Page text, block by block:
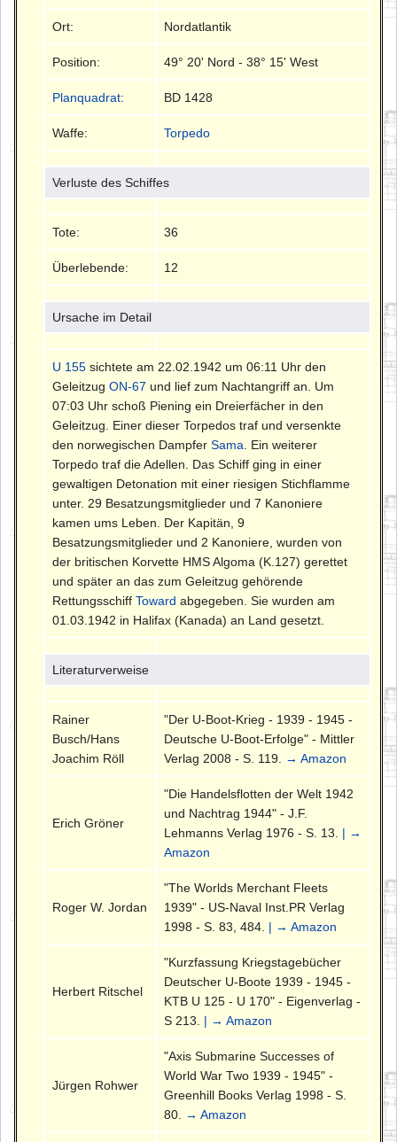
Ort: Nordatlantik
Position: 49° 20' Nord - 38° 15' West
Planquadrat: BD 1428
Waffe: Torpedo
Verluste des Schiffes
Tote: 36
Überlebende: 12
Ursache im Detail
U 155 sichtete am 22.02.1942 um 06:11 Uhr den
GeleitzugON-67 und lief zum Nachtangriff an. Um
07:03 Uhr schoß Piening ein Dreierfächer in den
Geleitzug. Einer dieser Torpedos traf und versenkte
den norwegischen DampferSama . Ein weiterer
Torpedo traf die Adellen. Das Schiff ging in einer
gewaltigen Detonation mit einer riesigen Stichflamme
unter. 29 Besatzungsmitglieder und 7 Kanoniere
kamen ums Leben. Der Kapitän, 9
Besatzungsmitglieder und 2 Kanoniere, wurden von
der britischen Korvette HMS Algoma (K.127) gerettet
und später an das zum Geleitzug gehörende
RettungsschiffToward abgegeben. Sie wurden am
01.03.1942 in Halifax (Kanada) an Land gesetzt.
Literaturverweise
Rainer
Busch/Hans
Joachim Röll
"Der U-Boot-Krieg - 1939 - 1945 -
Deutsche U-Boot-Erfolge" - Mittler
Verlag 2008 - S. 119.
→ Amazon
Erich Gröner
"Die Handelsflotten der Welt 1942
und Nachtrag 1944" - J.F.
Lehmanns Verlag 1976 - S. 13. | →
Amazon
Roger W. Jordan
"The Worlds Merchant Fleets
1939" - US-Naval Inst.PR Verlag
1998 - S. 83, 484. | → Amazon
Herbert Ritschel
"Kurzfassung Kriegstagebücher
Deutscher U-Boote 1939 - 1945 -
KTB U 125 - U 170" - Eigenverlag -
S 213. | → Amazon
Jürgen Rohwer
"Axis Submarine Successes of
World War Two 1939 - 1945" -
Greenhill Books Verlag 1998 - S.
80.
→ Amazon